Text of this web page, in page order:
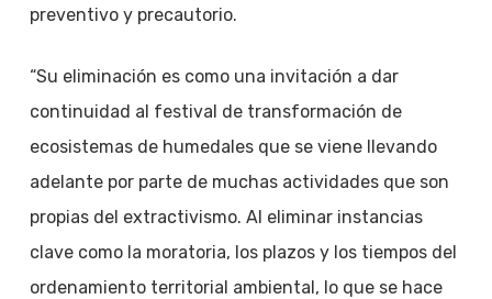
preventivo y precautorio.
“Su eliminación es como una invitación a dar
continuidad al festival de transformación de
ecosistemas de humedales que se viene llevando
adelante por parte de muchas actividades que son
propias del extractivismo. Al eliminar instancias
clave como la moratoria, los plazos y los tiempos del
ordenamiento territorial ambiental, lo que se hace